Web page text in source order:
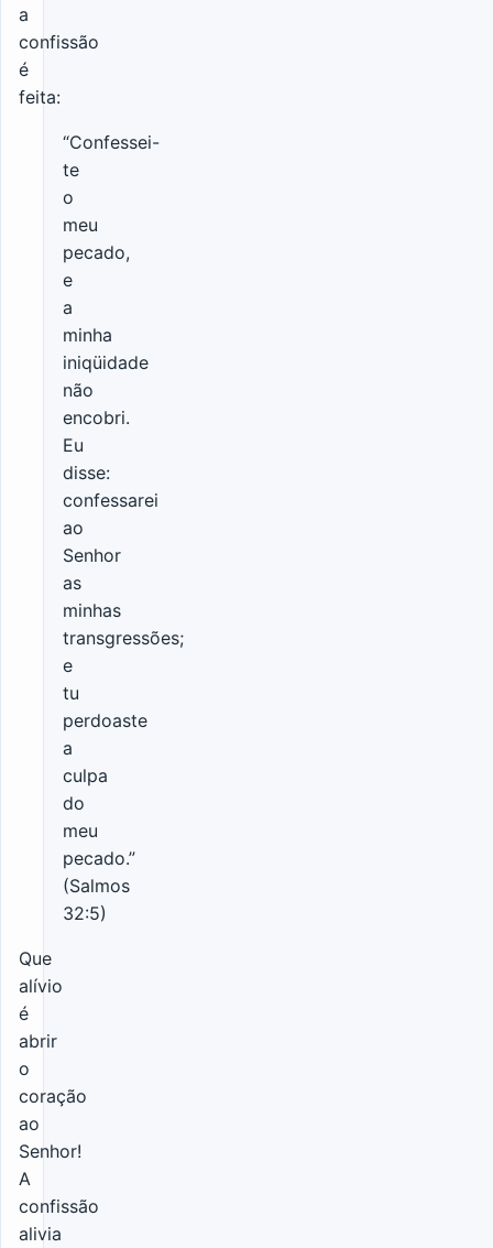
a
confissão
é
feita:
“Confessei-
te
o
meu
pecado,
e
a
minha
iniqüidade
não
encobri.
Eu
disse:
confessarei
ao
Senhor
as
minhas
transgressões;
e
tu
perdoaste
a
culpa
do
meu
pecado.”
(Salmos
32:5)
Que
alívio
é
abrir
o
coração
ao
Senhor!
A
confissão
alivia